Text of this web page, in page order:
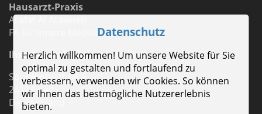
Hausarzt-Praxis
Arafat Al Atawneh
FA für Innere Medizin
Ihre Gesundheit ist mein Ziel!
Sophienblatt 64 a
24114 Kiel
Deutschland
Datenschutz
Herzlich willkommen! Um unsere Website für Sie
optimal zu gestalten und fortlaufend zu
verbessern, verwenden wir Cookies. So können
wir Ihnen das bestmögliche Nutzererlebnis
bieten.